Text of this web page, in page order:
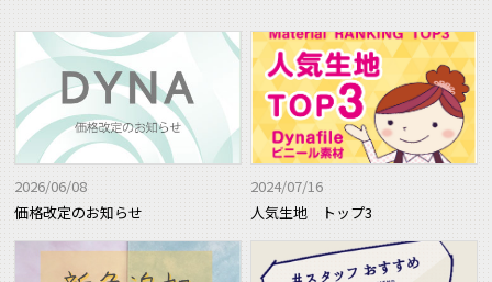
2026/06/08
価格改定のお知らせ
2024/07/16
人気生地 トップ3